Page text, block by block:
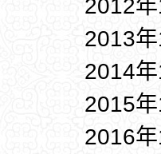
2012
2013
2014
2015
2016